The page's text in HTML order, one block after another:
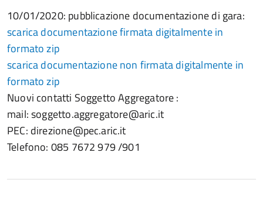
10/01/2020: pubblicazione documentazione di gara:
scarica documentazione firmata digitalmente in
formato zip
scarica documentazione non firmata digitalmente in
formato zip
Nuovi contatti Soggetto Aggregatore :
mail: soggetto.aggregatore@aric.it
PEC: direzione@pec.aric.it
Telefono: 085 7672 979 /901